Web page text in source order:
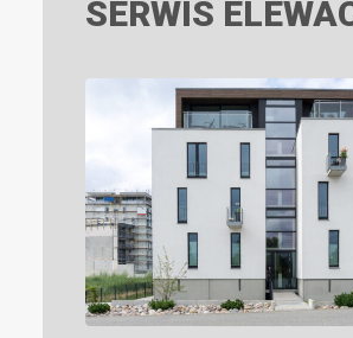
SERWIS